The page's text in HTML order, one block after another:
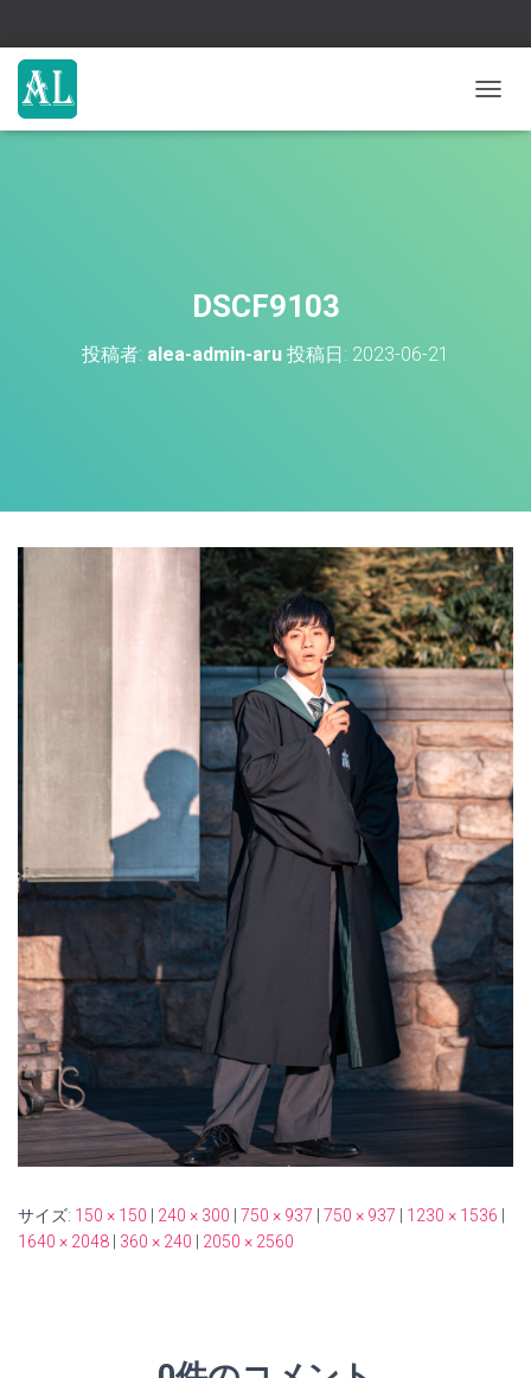
ビ
DSCF9103
投稿者: alea-admin-aru 投稿日: 2023-06-21
サイズ: 150 × 150 240 × 300 750 × 937 750 × 937 1230 × 1536
1640 × 2048
360 × 240 2050 × 2560